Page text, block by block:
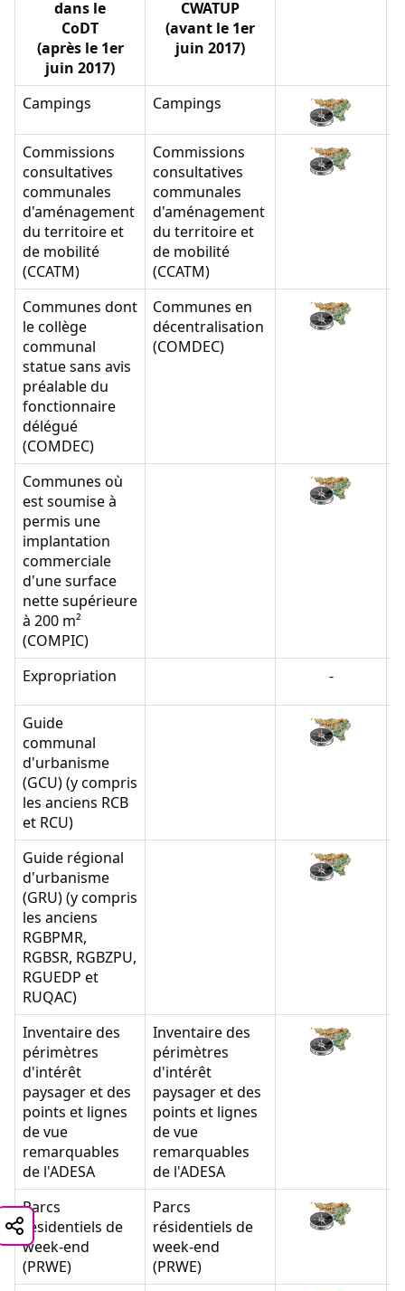
dans le
CoDT
(après le 1er
juin 2017)
CWATUP
(avant le 1er
juin 2017)
Campings Campings
Commissions
consultatives
communales
d'aménagement
du territoire et
de mobilité
(CCATM)
Commissions
consultatives
communales
d'aménagement
du territoire et
de mobilité
(CCATM)
Communes dont
le collège
communal
statue sans avis
préalable du
fonctionnaire
délégué
(COMDEC)
Communes en
décentralisation
(COMDEC)
Communes où
est soumise à
permis une
implantation
commerciale
d'une surface
nette supérieure
à 200 m²
(COMPIC)
Expropriation
-
Guide
communal
d'urbanisme
(GCU) (y compris
les anciens RCB
et RCU)
Guide régional
d'urbanisme
(GRU) (y compris
les anciens
RGBPMR,
RGBSR, RGBZPU,
RGUEDP et
RUQAC)
Inventaire des
périmètres
d'intérêt
paysager et des
points et lignes
de vue
remarquables
de l'ADESA
Inventaire des
périmètres
d'intérêt
paysager et des
points et lignes
de vue
remarquables
de l'ADESA
Parcs
résidentiels de
week-end
(PRWE)
Parcs
résidentiels de
week-end
(PRWE)